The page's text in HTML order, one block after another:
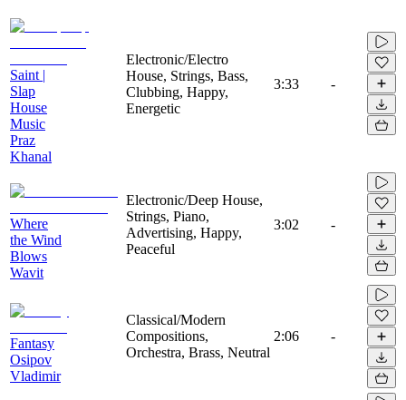
Saint |
Slap
House
Music
Praz
Khanal
Electronic/Electro
House, Strings, Bass,
Clubbing, Happy,
Energetic
3:33 -
Where
the Wind
Blows
Wavit
Electronic/Deep House,
Strings, Piano,
Advertising, Happy,
Peaceful
3:02 -
Fantasy
Osipov
Vladimir
Classical/Modern
Compositions,
Orchestra, Brass, Neutral
2:06 -